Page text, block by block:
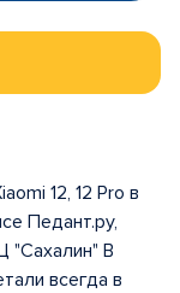
12, 12 Pro в
Педант.ру,
"Сахалин" В
всегда в